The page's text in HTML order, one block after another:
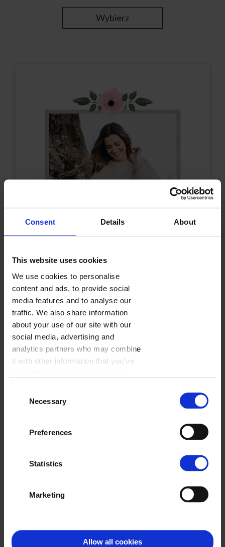
Consent Details About
This website uses cookies
We use cookies to personalise
content and ads, to provide social
media features and to analyse our
traffic. We also share information
about your use of our site with our
social media, advertising and
analytics partners who may combine
it with other information that you’ve
services.
SelectionNecessary
Preferences
Statistics
Marketing
Allow all cookies
Wybierz